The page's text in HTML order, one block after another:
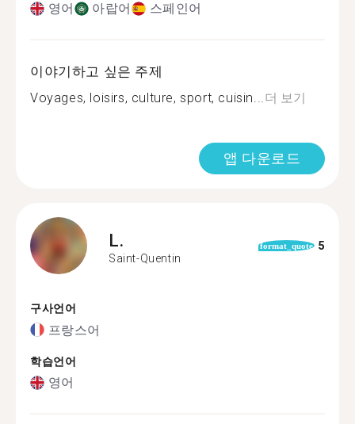
영어 아랍어 스페인어
이야기하고 싶은 주제
Voyages, loisirs, culture, sport, cuisin...더 보기
앱 다운로드
L.
Saint-Quentin
format_quote 5
구사언어
프랑스어
학습언어
영어